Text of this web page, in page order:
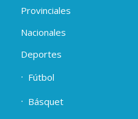
Provinciales
Nacionales
Deportes
Fútbol
Básquet